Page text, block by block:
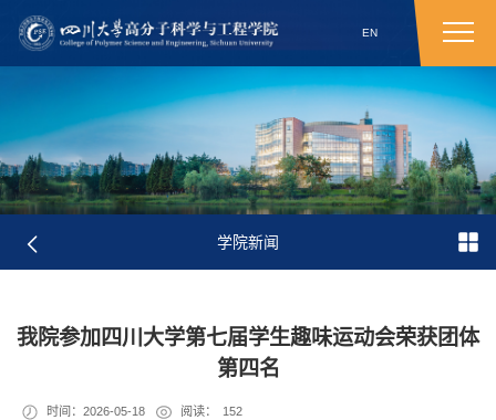
EN
学院新闻
我院参加四川大学第七届学生趣味运动会荣获团体
第四名
时间：2026-05-18 阅读： 152